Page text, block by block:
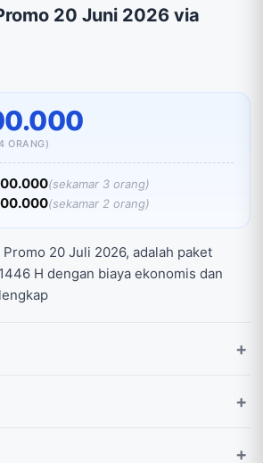
20 Juni 2026 via
ORANG)
(sekamar 3 orang)
(sekamar 2 orang)
20 Juli 2026, adalah paket
H dengan biaya ekonomis dan